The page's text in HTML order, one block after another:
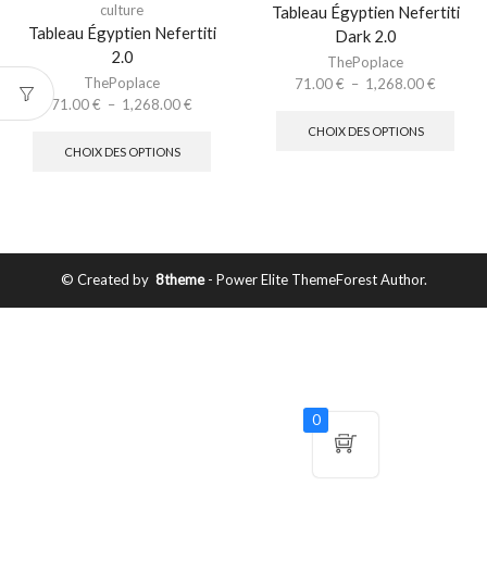
culture
Tableau Égyptien Nefertiti
2.0
ThePoplace
71.00€ – 1,268.00€
CHOIX DES OPTIONS
Tableau Égyptien Nefertiti
Dark 2.0
ThePoplace
71.00€ – 1,268.00€
CHOIX DES OPTIONS
© Created by 8theme- Power Elite ThemeForest Author.
0